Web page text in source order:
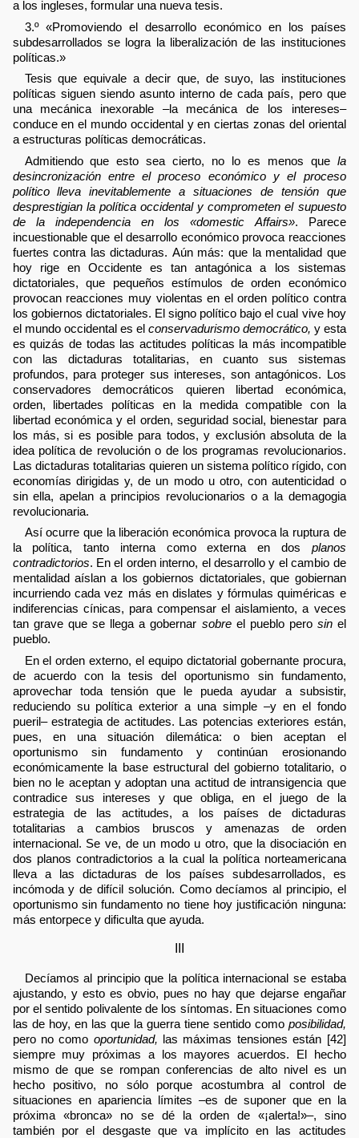
a los ingleses, formular una nueva tesis.
3.º «Promoviendo el desarrollo económico en los países
subdesarrollados se logra la liberalización de las instituciones
políticas.»
Tesis que equivale a decir que, de suyo, las instituciones
políticas siguen siendo asunto interno de cada país, pero que
una mecánica inexorable –la mecánica de los intereses–
conduce en el mundo occidental y en ciertas zonas del oriental
a estructuras políticas democráticas.
Admitiendo que esto sea cierto, no lo es menos que la
desincronización entre el proceso económico y el proceso
político lleva inevitablemente a situaciones de tensión que
desprestigian la política occidental y comprometen el supuesto
de la independencia en los «domestic Affairs». Parece
incuestionable que el desarrollo económico provoca reacciones
fuertes contra las dictaduras. Aún más: que la mentalidad que
hoy rige en Occidente es tan antagónica a los sistemas
dictatoriales, que pequeños estímulos de orden económico
provocan reacciones muy violentas en el orden político contra
los gobiernos dictatoriales. El signo político bajo el cual vive hoy
el mundo occidental es el conservadurismo democrático, y esta
es quizás de todas las actitudes políticas la más incompatible
con las dictaduras totalitarias, en cuanto sus sistemas
profundos, para proteger sus intereses, son antagónicos. Los
conservadores democráticos quieren libertad económica,
orden, libertades políticas en la medida compatible con la
libertad económica y el orden, seguridad social, bienestar para
los más, si es posible para todos, y exclusión absoluta de la
idea política de revolución o de los programas revolucionarios.
Las dictaduras totalitarias quieren un sistema político rígido, con
economías dirigidas y, de un modo u otro, con autenticidad o
sin ella, apelan a principios revolucionarios o a la demagogia
revolucionaria.
Así ocurre que la liberación económica provoca la ruptura de
la política, tanto interna como externa en dos planos
contradictorios. En el orden interno, el desarrollo y el cambio de
mentalidad aíslan a los gobiernos dictatoriales, que gobiernan
incurriendo cada vez más en dislates y fórmulas quiméricas e
indiferencias cínicas, para compensar el aislamiento, a veces
tan grave que se llega a gobernar sobreel pueblo pero sinel
pueblo.
En el orden externo, el equipo dictatorial gobernante procura,
de acuerdo con la tesis del oportunismo sin fundamento,
aprovechar toda tensión que le pueda ayudar a subsistir,
reduciendo su política exterior a una simple –y en el fondo
pueril– estrategia de actitudes. Las potencias exteriores están,
pues, en una situación dilemática: o bien aceptan el
oportunismo sin fundamento y continúan erosionando
económicamente la base estructural del gobierno totalitario, o
bien no le aceptan y adoptan una actitud de intransigencia que
contradice sus intereses y que obliga, en el juego de la
estrategia de las actitudes, a los países de dictaduras
totalitarias a cambios bruscos y amenazas de orden
internacional. Se ve, de un modo u otro, que la disociación en
dos planos contradictorios a la cual la política norteamericana
lleva a las dictaduras de los países subdesarrollados, es
incómoda y de difícil solución. Como decíamos al principio, el
oportunismo sin fundamento no tiene hoy justificación ninguna:
más entorpece y dificulta que ayuda.
III
Decíamos al principio que la política internacional se estaba
ajustando, y esto es obvio, pues no hay que dejarse engañar
por el sentido polivalente de los síntomas. En situaciones como
las de hoy, en las que la guerra tiene sentido como posibilidad,
pero no como oportunidad, las máximas tensiones están [42]
siempre muy próximas a los mayores acuerdos. El hecho
mismo de que se rompan conferencias de alto nivel es un
hecho positivo, no sólo porque acostumbra al control de
situaciones en apariencia límites –es de suponer que en la
próxima «bronca» no se dé la orden de «¡alerta!»–, sino
también por el desgaste que va implícito en las actitudes